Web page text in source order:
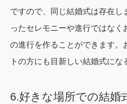
ですので、同じ結婚式は存在し
ったセレモニーや進行ではなく
の進行を作ることができます。
トの方にも目新しい結婚式にな
6.好きな場所での結婚